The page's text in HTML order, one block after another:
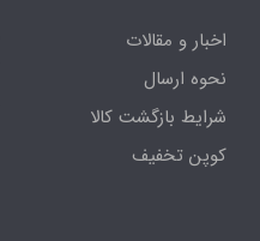
اخبار و مقالات
نحوه ارسال
شرایط بازگشت کالا
کوپن تخفیف